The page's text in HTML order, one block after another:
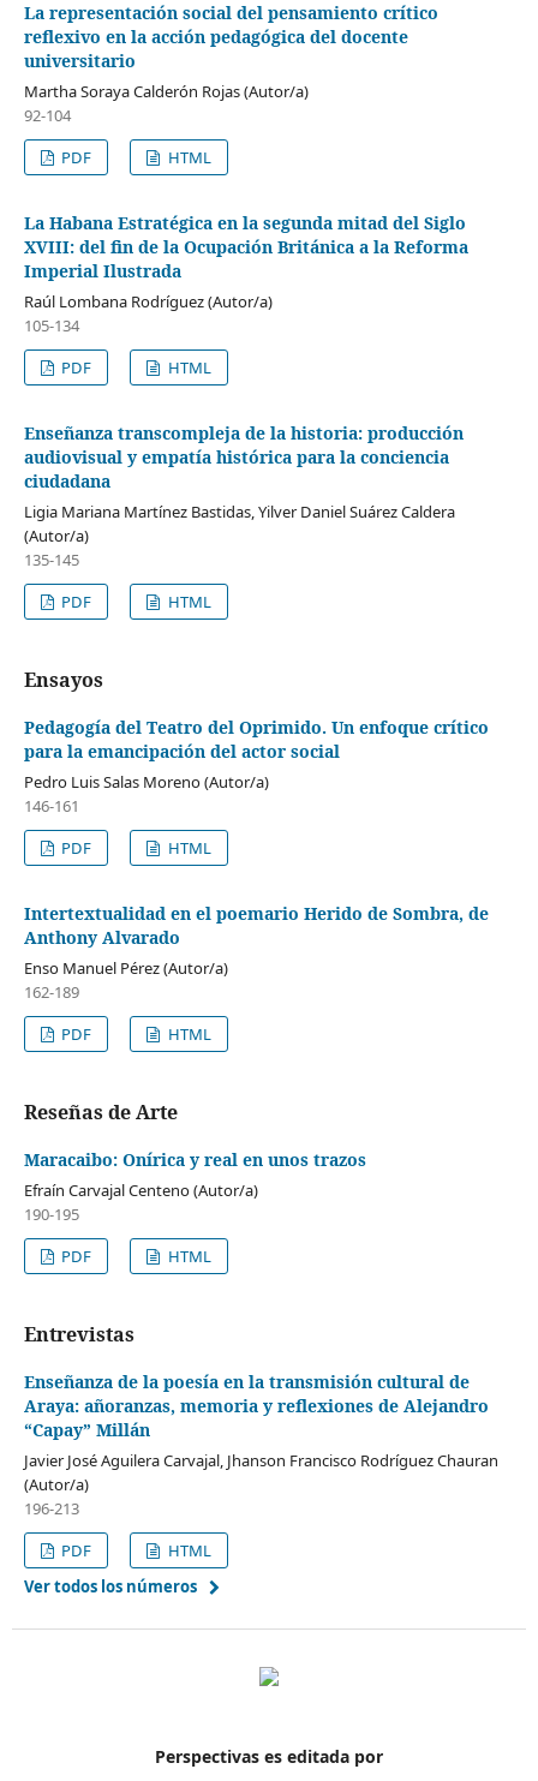
La representación social del pensamiento crítico
reflexivo en la acción pedagógica del docente
universitario
Martha Soraya Calderón Rojas (Autor/a)
92-104
PDF
HTML
La Habana Estratégica en la segunda mitad del Siglo
XVIII: del fin de la Ocupación Británica a la Reforma
Imperial Ilustrada
Raúl Lombana Rodríguez (Autor/a)
105-134
PDF
HTML
Enseñanza transcompleja de la historia: producción
audiovisual y empatía histórica para la conciencia
ciudadana
Ligia Mariana Martínez Bastidas, Yilver Daniel Suárez Caldera
(Autor/a)
135-145
PDF
HTML
Ensayos
Pedagogía del Teatro del Oprimido. Un enfoque crítico
para la emancipación del actor social
Pedro Luis Salas Moreno (Autor/a)
146-161
PDF
HTML
Intertextualidad en el poemario Herido de Sombra, de
Anthony Alvarado
Enso Manuel Pérez (Autor/a)
162-189
PDF
HTML
Reseñas de Arte
Maracaibo: Onírica y real en unos trazos
Efraín Carvajal Centeno (Autor/a)
190-195
PDF
HTML
Entrevistas
Enseñanza de la poesía en la transmisión cultural de
Araya: añoranzas, memoria y reflexiones de Alejandro
“Capay” Millán
Javier José Aguilera Carvajal, Jhanson Francisco Rodríguez Chauran
(Autor/a)
196-213
PDF
HTML
Ver todos los números
Perspectivas es editada por